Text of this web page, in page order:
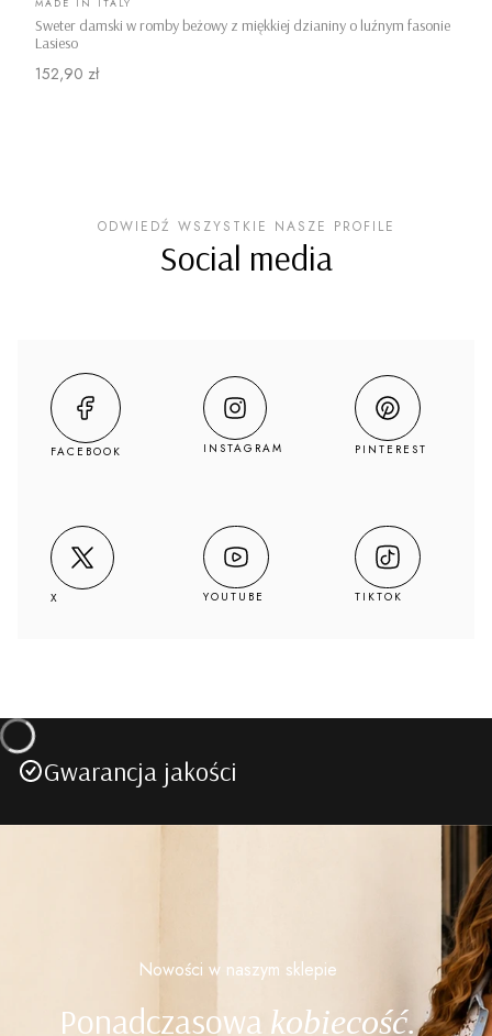
Sweter damski w romby beżowy z miękkiej dzianiny o luźnym fasonie
Lasieso
Cena
152,90 zł
ODWIEDŹ WSZYSTKIE NASZE PROFILE
Social media
FACEBOOK INSTAGRAM PINTEREST
X YOUTUBE TIKTOK
Gwarancja jakości
Nowości w naszym sklepie
Ponadczasowa kobiecość.